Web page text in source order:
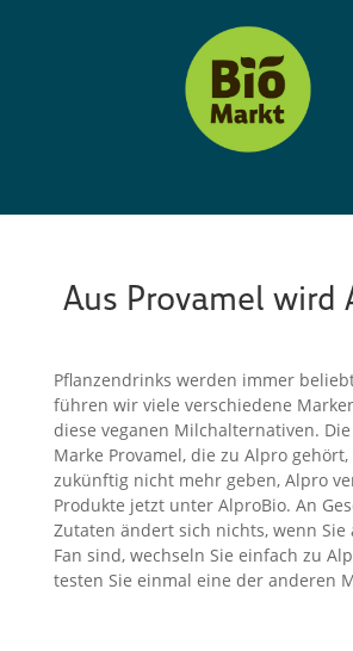
Aus Provamel wird
Pflan­zen­drinks werden immer
führen wir viele verschie­dene
diese veganen Milch­al­ter­na­ti­ven.
Marke Prova­mel, die zu Alpro
zukünf­tig nicht mehr geben, Alpro
Produkte jetzt unter Alpro­Bio. An
Zutaten ändert sich nichts, wenn Sie
Fan sind, wechseln Sie einfach zu
testen Sie einmal eine der anderen